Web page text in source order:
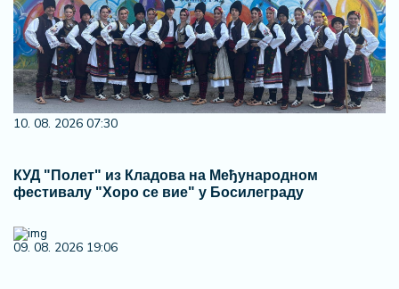
10. 08. 2026 07:30
КУД "Полет" из Кладова на Међународном
фестивалу "Хоро се вие" у Босилеграду
09. 08. 2026 19:06